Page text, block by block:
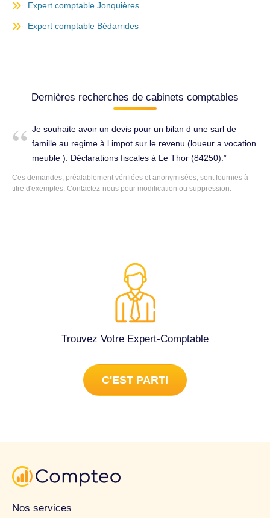
Expert comptable Jonquières
Expert comptable Bédarrides
Dernières recherches de cabinets comptables
Je souhaite avoir un devis pour un bilan d une sarl de
famille au regime à l impot sur le revenu (loueur a vocation
meuble ). Déclarations fiscales à Le Thor (84250).
Ces demandes, préalablement vérifiées et anonymisées, sont fournies à
titre d'exemples. Contactez-nous pour modification ou suppression.
Trouvez Votre Expert-Comptable
C'EST PARTI
Nos services